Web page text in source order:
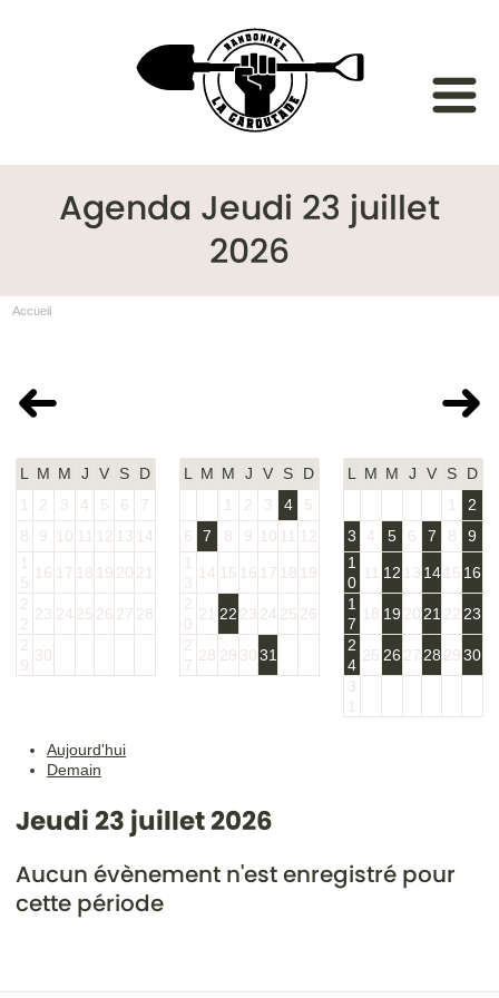
Agenda Jeudi 23 juillet
2026
Accueil
Juin 2026
L M M J V S
D
1
2 3 4 5 6
7
8
9 10 11 12 13 14
1
5
16 17 18 19 20 21
2
2
23 24 25 26 27 28
2
9
30
L M M J V S
D
1
2 3 4
5
6
7 8 9 10 11 12
1
3
14 15 16 17 18 19
2
0
21 22 23 24 25 26
2
7
28 29 3031
Août 2026
L M M J V S
D
1
2
3
4 5 6 7 8
9
1
0
11 12 13 14 15 16
1
7
18 19 20 21 22 23
2
4
25 26 27 28 2930
3
1
Aujourd'hui
Demain
Jeudi 23 juillet 2026
Aucun évènement n'est enregistré pour
cette période